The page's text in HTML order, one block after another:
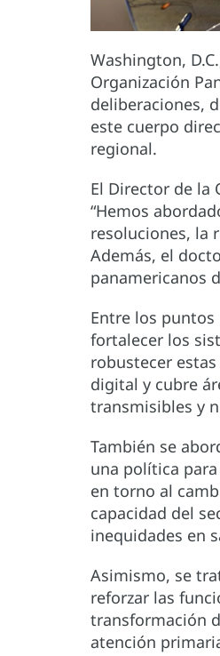
Washington,
Organización
deliberaciones,
este cuerpo
regional.
El Director de la
“Hemos
resoluciones, la
Además, el
panamericanos
Entre los
fortalecer los
robustecer
digital y cubre
transmisibles y
También se
una política
en torno al
capacidad del
inequidades en
Asimismo, se
reforzar las
transformación
atención